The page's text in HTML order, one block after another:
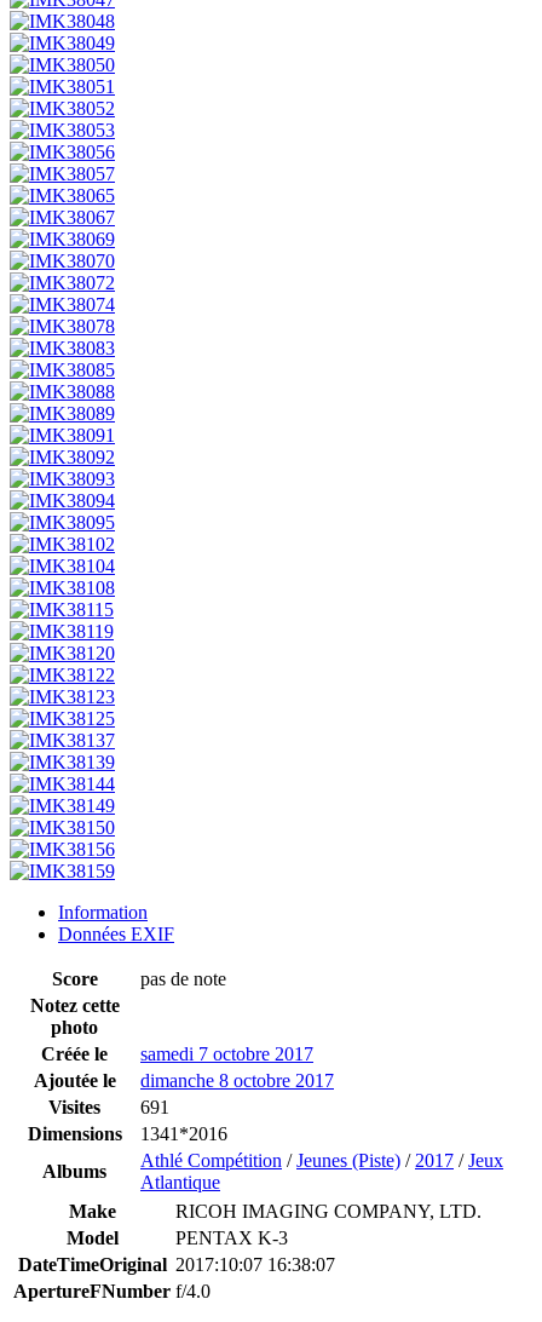
Information
Données EXIF
Score
pas de note
Notez cette
photo
Créée le
samedi 7 octobre 2017
Ajoutée le
dimanche 8 octobre 2017
Visites
691
Dimensions
1341*2016
Albums
Athlé Compétition /Jeunes (Piste) / 2017 /Jeux
Atlantique
Make
RICOH IMAGING COMPANY, LTD.
Model
PENTAX K-3
DateTimeOriginal 2017:10:07 16:38:07
ApertureFNumber f/4.0